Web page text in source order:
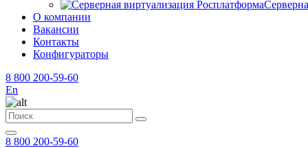
О компании
Вакансии
Контакты
Конфигураторы
8 800 200-59-60
En
8 800 200-59-60